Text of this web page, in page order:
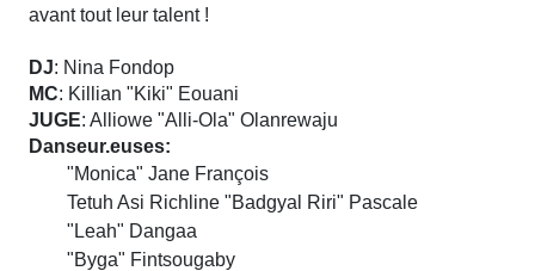
avant tout leur talent !
DJ: Nina Fondop
MC: Killian "Kiki" Eouani
JUGE: Alliowe "Alli-Ola" Olanrewaju
Danseur.euses:
"Monica" Jane François
Tetuh Asi Richline "Badgyal Riri" Pascale
"Leah" Dangaa
"Byga" Fintsougaby